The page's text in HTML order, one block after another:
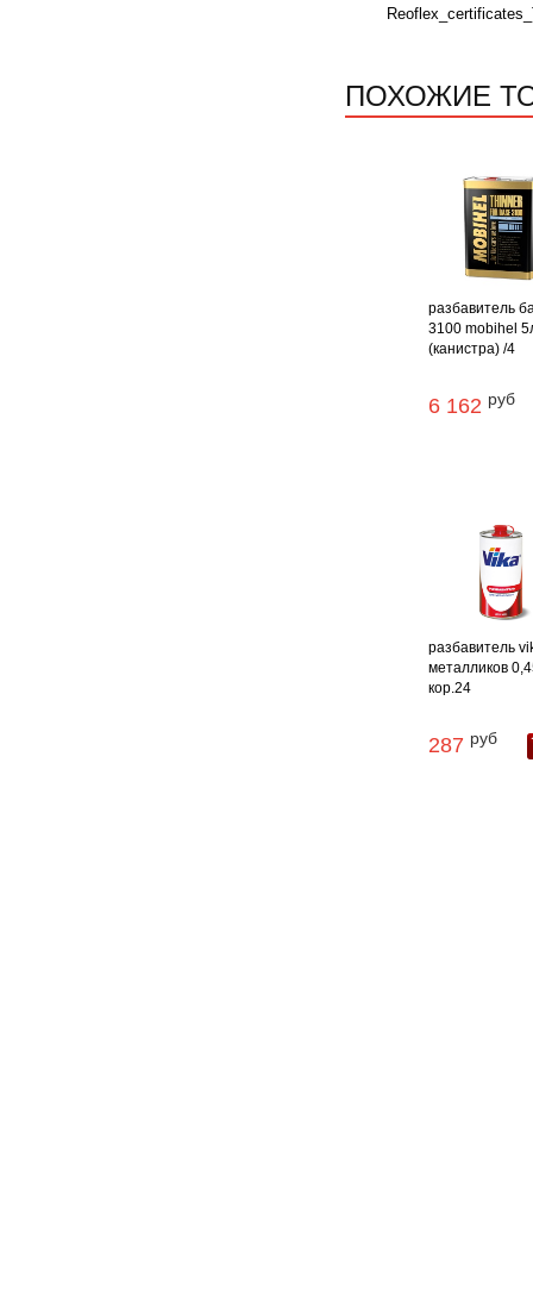
ПОХОЖИЕ
разбавитель
3100 mobihel
(канистра) /4
6 162 руб
разбавитель
металликов
кор.24
287 руб